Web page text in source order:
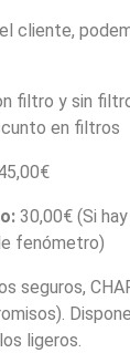
cliente,
filtro y sin
en filtros
30,00€ (Si
fenómetro)
seguros,
ligeros.